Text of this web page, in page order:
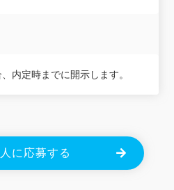
内定時までに開示します。
に応募する